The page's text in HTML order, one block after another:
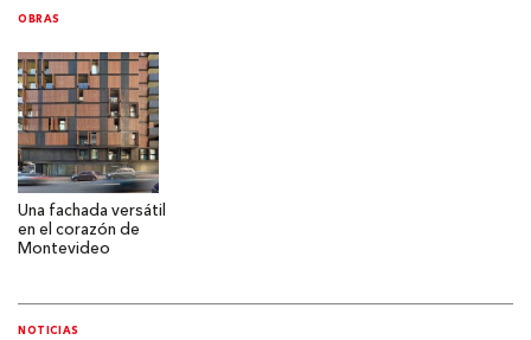
OBRAS
Una fachada versátil
en el corazón de
Montevideo
NOTICIAS